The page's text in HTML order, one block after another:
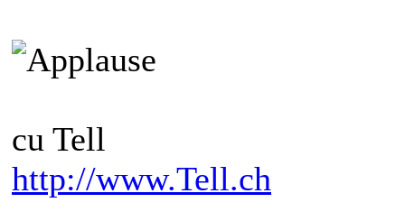
cu Tell
http://www.Tell.ch